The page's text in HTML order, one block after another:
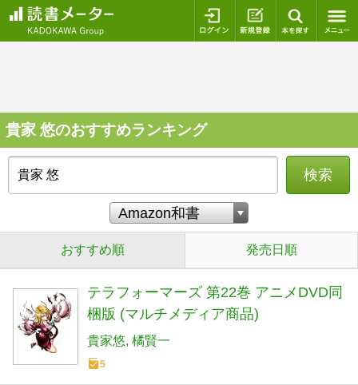
ログイン 新規登録
貴家 悠のおすすめランキング
検索
おすすめ順 発売日順
テラフォーマーズ 第22巻 アニメDVD同
梱版 (マルチメディア商品)
貴家悠 橘賢一
5